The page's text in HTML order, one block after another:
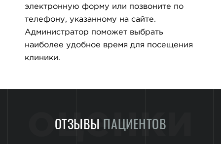
электронную форму или позвоните по
телефону, указанному на сайте.
Администратор поможет выбрать
наиболее удобное время для посещения
клиники.
ОТЗЫВЫ ПАЦИЕНТОВ
оценки